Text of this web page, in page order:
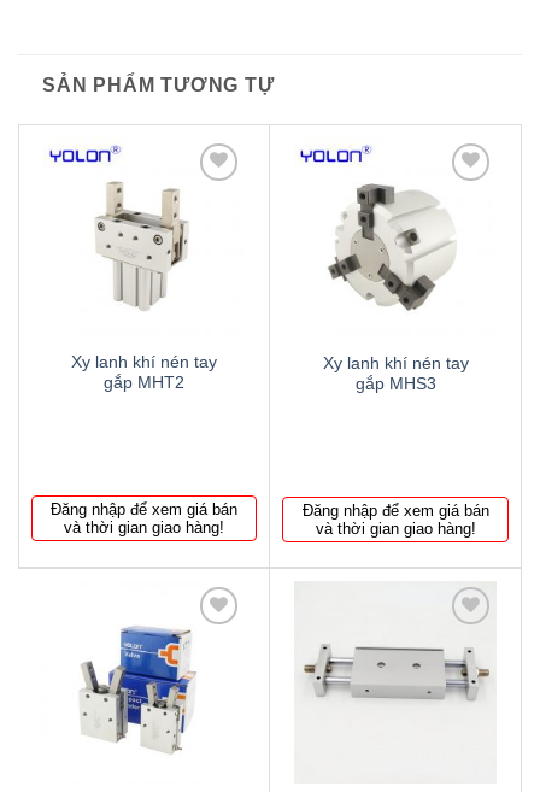
SẢN PHẨM TƯƠNG TỰ
wishlist
Xy lanh khí nén tay
gắp MHT2
Đăng nhập để xem giá bán
và thời gian giao hàng!
Thêm
wishlist
Xy lanh khí nén tay
gắp MHS3
Đăng nhập để xem giá bán
và thời gian giao hàng!
wishlist
Thêm
to
wishlist